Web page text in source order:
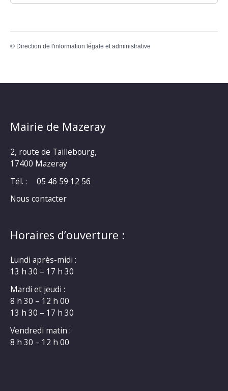
© Direction de l'information légale et administrative
Mairie de Mazeray
2, route de Taillebourg,
17400 Mazeray
Tél. :
05 46 59 12 56
Nous contacter
Horaires d’ouverture :
Lundi après-midi :
13 h 30 – 17 h 30
Mardi et jeudi :
8 h 30 – 12 h 00
13 h 30 – 17 h 30
Vendredi matin :
8 h 30 – 12 h 00